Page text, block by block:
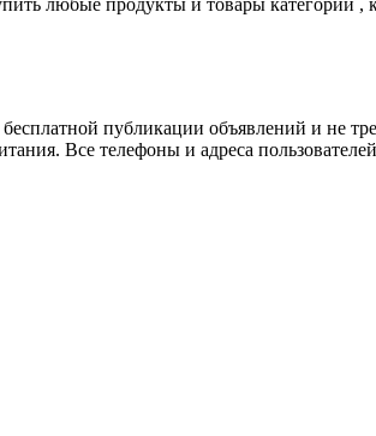
любые продукты и товары категории ,
публикации объявлений и не
Все телефоны и адреса